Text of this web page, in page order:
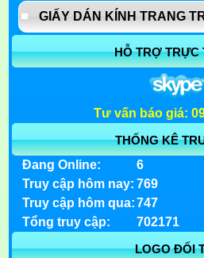
GIẤY DÁN KÍNH TRANG
HỖ TRỢ TRỰC
Tư vấn báo giá:
THỐNG KÊ
Đang Online:
6
Truy cập hôm nay: 769
Truy cập hôm qua: 747
Tổng truy cập:
702171
LOGO ĐỐI